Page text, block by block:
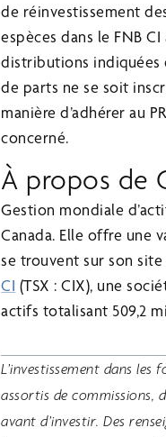
de réinvestissement
espèces dans le FNB
distributions indiquées
de parts ne se soit
manière d’adhérer au
concerné.
À propos de
Gestion mondiale
Canada. Elle offre une
se trouvent sur son site
CI (TSX : CIX), une
actifs totalisant 509,2
L’investissement dans les
assortis de commissions,
avant d’investir. Des